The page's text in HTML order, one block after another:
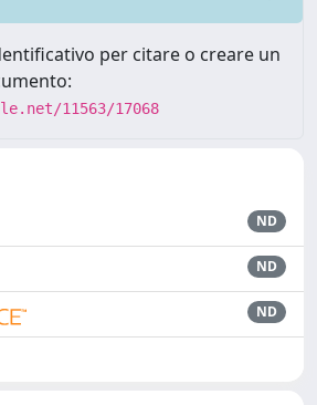
per citare o creare un
11563/17068
ND
ND
ND